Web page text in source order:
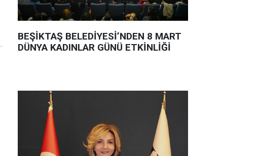
BEŞİKTAŞ BELEDİYESİ’NDEN 8 MART
DÜNYA KADINLAR GÜNÜ ETKİNLİĞİ